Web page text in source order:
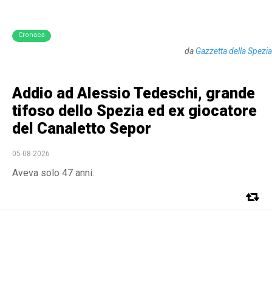
Cronaca
da Gazzetta della Spezia
Addio ad Alessio Tedeschi, grande
tifoso dello Spezia ed ex giocatore
del Canaletto Sepor
05-08-2026
Aveva solo 47 anni.